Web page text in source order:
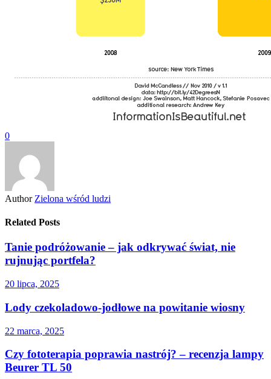
0
Author Zielona wśród ludzi
Related Posts
Tanie podróżowanie – jak odkrywać świat, nie
rujnując portfela?
20 lipca, 2025
Lody czekoladowo-jodłowe na powitanie wiosny
22 marca, 2025
Czy fototerapia poprawia nastrój? – recenzja lampy
Beurer TL 50